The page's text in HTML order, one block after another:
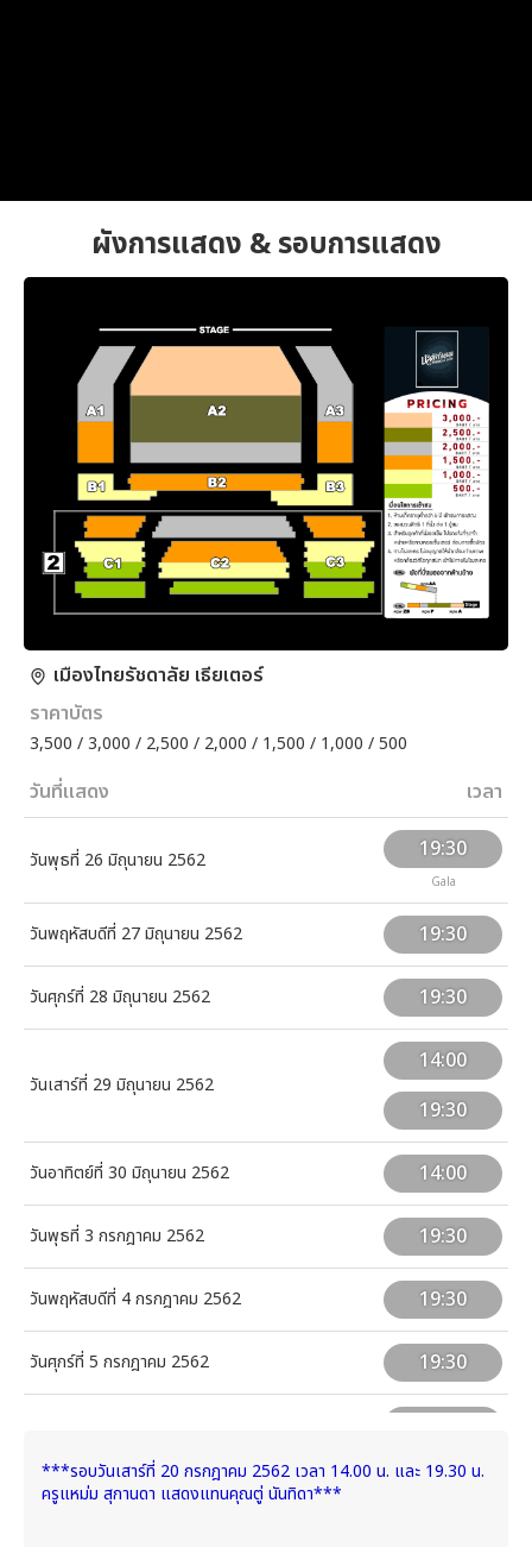
ผังการแสดง & รอบการแสดง
เมืองไทยรัชดาลัย เธียเตอร์
ราคาบัตร
3,500 / 3,000 / 2,500 / 2,000 / 1,500 / 1,000 / 500
วันที่แสดง เวลา
วันพุธที่ 26 มิถุนายน 2562 19:30
Gala
วันพฤหัสบดีที่ 27 มิถุนายน 2562 19:30
วันศุกร์ที่ 28 มิถุนายน 2562 19:30
วันเสาร์ที่ 29 มิถุนายน 2562
14:00
19:30
วันอาทิตย์ที่ 30 มิถุนายน 2562 14:00
วันพุธที่ 3 กรกฎาคม 2562 19:30
วันพฤหัสบดีที่ 4 กรกฎาคม 2562 19:30
วันศุกร์ที่ 5 กรกฎาคม 2562 19:30
19:30
***รอบวันเสาร์ที่ 20 กรกฎาคม 2562 เวลา 14.00 น. และ 19.30 น.
ครูแหม่ม สุกานดา แสดงแทนคุณตู่ นันทิดา***